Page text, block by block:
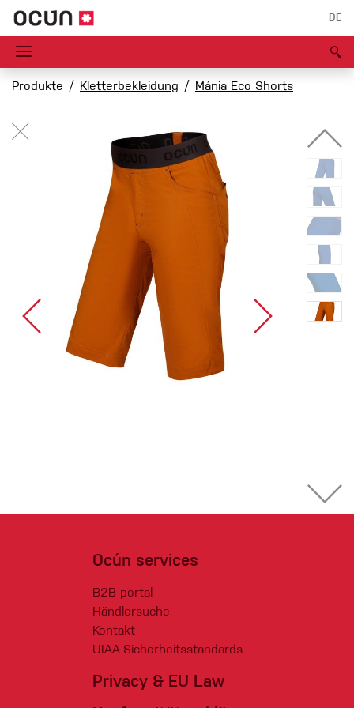
DE
Produkte Kletterbekleidung Mánia Eco Shorts
Ocún services
B2B portal
Händlersuche
Kontakt
UIAA-Sicherheitsstandards
Privacy & EU Law